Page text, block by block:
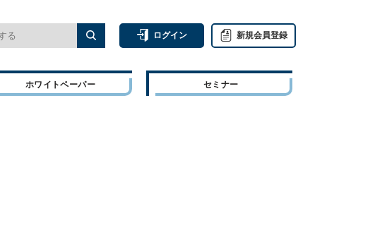
ログイン 新規会員登録
ホワイトペーパー セミナー